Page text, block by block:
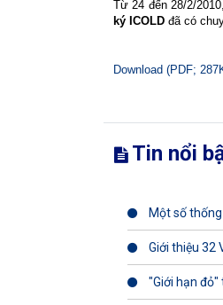
Từ 24 đến 28/2/
ký ICOLD đã có
Download (PDF;
Tin nổi
Một số
Giới thiệu 32
"Giới hạn đỏ"